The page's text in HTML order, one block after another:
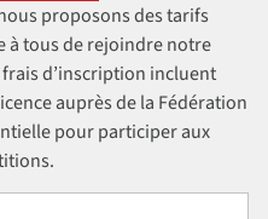
proposons des tarifs
à tous de rejoindre notre
frais d’inscription incluent
auprès de la Fédération
pour participer aux